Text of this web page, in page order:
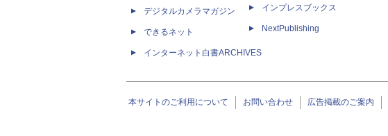
デジタルカメラマガジン
できるネット
インターネット白書ARCHIVES
インプレスブックス
NextPublishing
本サイトのご利用について お問い合わせ 広告掲載のご案内